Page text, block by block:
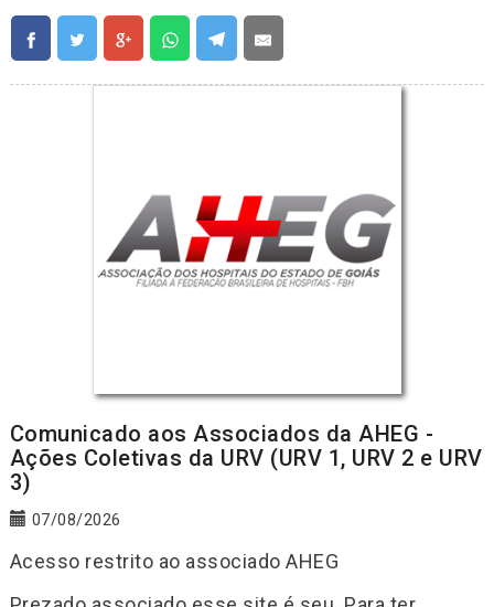
Comunicado aos Associados da AHEG -
Ações Coletivas da URV (URV 1, URV 2 e URV
3)
07/08/2026
Acesso restrito ao associado AHEG